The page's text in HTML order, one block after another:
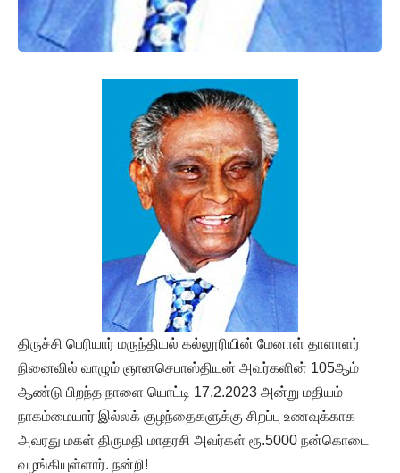
திருச்சி பெரியார் மருந்தியல் கல்லூரியின் மேனாள் தாளாளர்
நினைவில் வாழும் ஞானசெபாஸ்தியன் அவர்களின் 105ஆம்
ஆண்டு பிறந்த நாளை யொட்டி 17.2.2023 அன்று மதியம்
நாகம்மையார் இல்லக் குழந்தைகளுக்கு சிறப்பு உணவுக்காக
அவரது மகள் திருமதி மாதரசி அவர்கள் ரூ.5000 நன்கொடை
வழங்கியுள்ளார். நன்றி!